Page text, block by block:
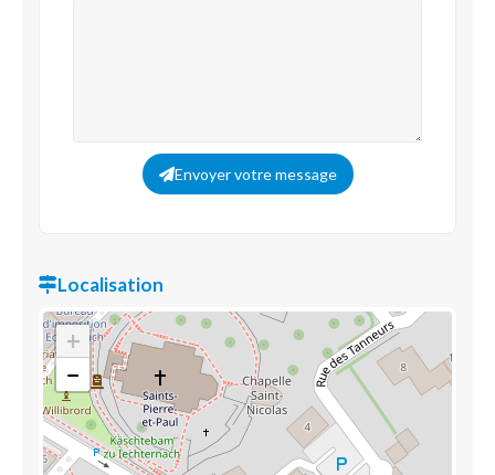
Envoyer votre message
Localisation
+
−